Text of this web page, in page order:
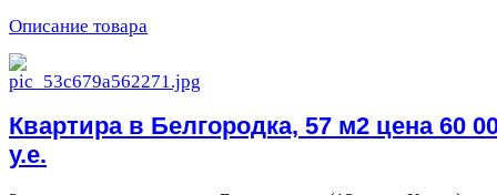
Описание товара
Квартира в Белгородка, 57 м2 цена 60
у.е.